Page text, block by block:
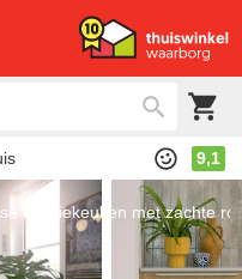
9,1
familiekeuken met zachte